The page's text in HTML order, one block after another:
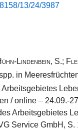
​13​/​24​/​3987​
Lindenbein, S.;
in
/ online – 24.09.-
Arbeitsgebietes
Service GmbH, S.